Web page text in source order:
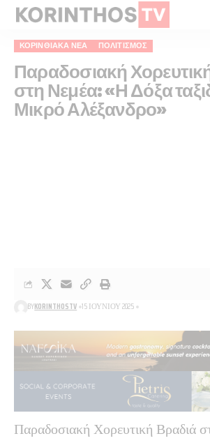
ΚΟΡΙΝΘΙΑΚΆ ΝΈΑ ΠΟΛΙΤΙΣΜΌΣ
Παραδοσιακή
στη Νεμέα: «Η Δόξα
Μικρό Αλέξανδρο»
BYKORINTHOSTV 15 ΙΟΥΝΊΟΥ 2025
Παραδοσιακή Χορευτική Βραδιά